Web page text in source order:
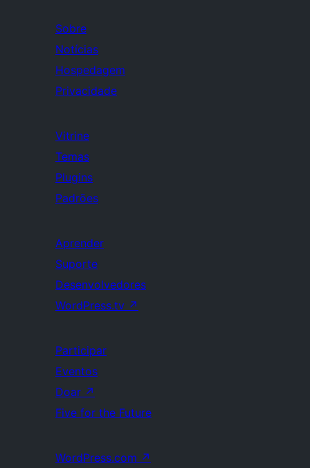
Sobre
Notícias
Hospedagem
Privacidade
Vitrine
Temas
Plugins
Padrões
Aprender
Suporte
Desenvolvedores
WordPress.tv ↗
Participar
Eventos
Doar ↗
Five for the Future
WordPress.com ↗